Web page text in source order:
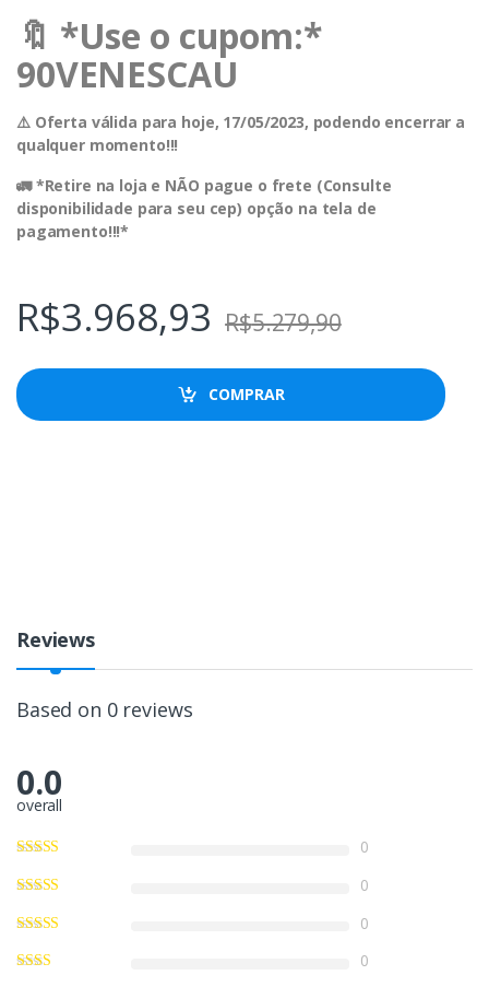
🔖 *Use o cupom:*
90VENESCAU
⚠️ Oferta válida para hoje, 17/05/2023, podendo encerrar a
qualquer momento!!!
🚛 *Retire na loja e NÃO pague o frete (Consulte
disponibilidade para seu cep) opção na tela de
pagamento!!!*
R$3.968,93 R$5.279,90
COMPRAR
Reviews
Based on 0 reviews
0.0
overall
0
0
0
0